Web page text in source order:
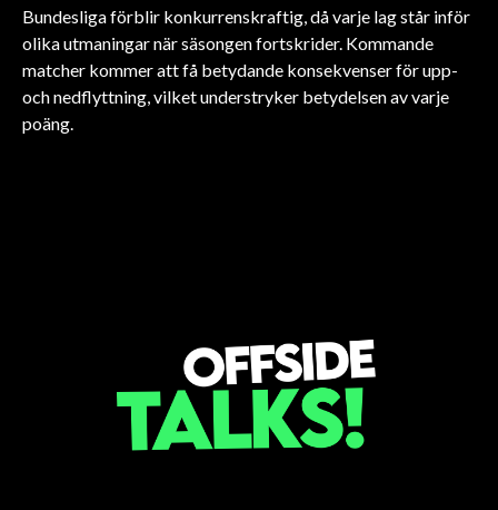
Bundesliga förblir konkurrenskraftig, då varje lag står inför
olika utmaningar när säsongen fortskrider. Kommande
matcher kommer att få betydande konsekvenser för upp-
och nedflyttning, vilket understryker betydelsen av varje
poäng.
FOTBOLL
FOTBOLL
FOTBOLL
FOTBOLL
FOTBOLL
FOTBOLL